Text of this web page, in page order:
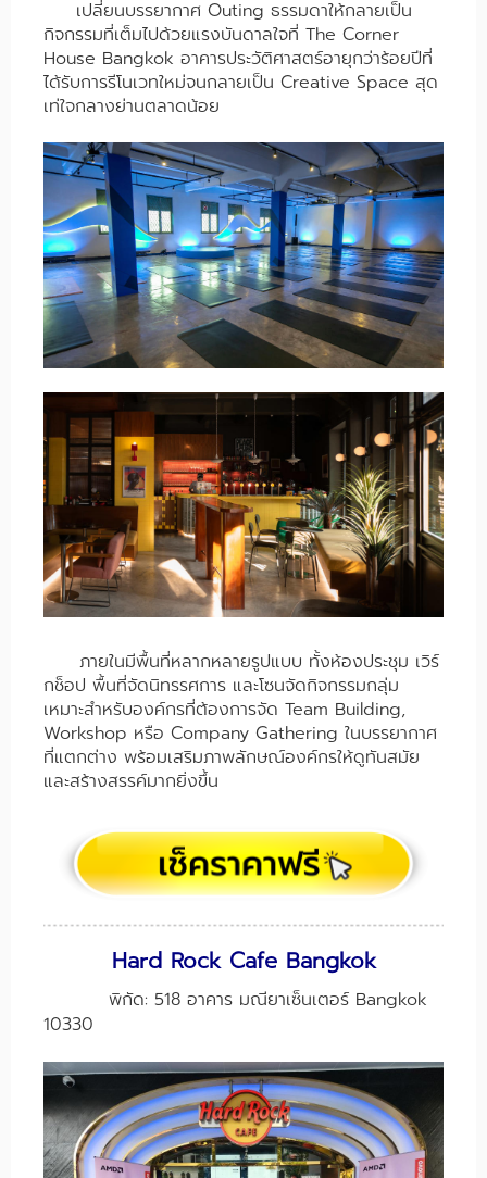
เปลี่ยนบรรยากาศ Outing ธรรมดาให้กลายเป็น
กิจกรรมที่เต็มไปด้วยแรงบันดาลใจที่ The Corner
House Bangkok อาคารประวัติศาสตร์อายุกว่าร้อยปีที่
ได้รับการรีโนเวทใหม่จนกลายเป็น Creative Space สุด
เท่ใจกลางย่านตลาดน้อย
ภายในมีพื้นที่หลากหลายรูปแบบ ทั้งห้องประชุม เวิร์
กช็อป พื้นที่จัดนิทรรศการ และโซนจัดกิจกรรมกลุ่ม
เหมาะสำหรับองค์กรที่ต้องการจัด Team Building,
Workshop หรือ Company Gathering ในบรรยากาศ
ที่แตกต่าง พร้อมเสริมภาพลักษณ์องค์กรให้ดูทันสมัย
และสร้างสรรค์มากยิ่งขึ้น
Hard Rock Cafe Bangkok
พิกัด: 518 อาคาร มณียาเซ็นเตอร์ Bangkok
10330